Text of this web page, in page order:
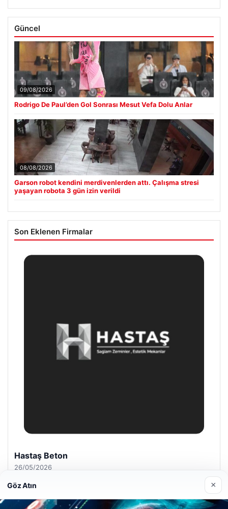
Güncel
09/08/2026
Rodrigo De Paul’den Gol Sonrası Mesut Vefa Dolu Anlar
08/08/2026
Garson robot kendini merdivenlerden attı. Çalışma stresi
yaşayan robota 3 gün izin verildi
Son Eklenen Firmalar
Hastaş Beton
26/05/2026
Göz Atın ×